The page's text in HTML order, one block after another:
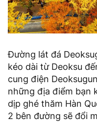
Đường lát đá
kéo dài từ Deoksu
cung điện
những địa điểm bạn
dịp ghé thăm Hàn
2 bên đường sẽ đổi